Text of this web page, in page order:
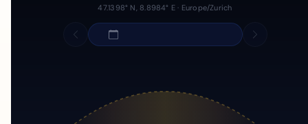
47.1398° N, 8.8984° E · Europe/Zurich